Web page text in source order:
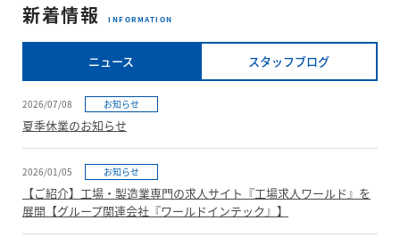
新着情報 INFORMATION
ニュース スタッフブログ
2026/07/08 お知らせ
夏季休業のお知らせ
2026/01/05 お知らせ
【ご紹介】工場・製造業専門の求人サイト『工場求人ワールド』を
展開【グループ関連会社『ワールドインテック』】